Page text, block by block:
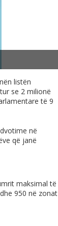
listën
se 2 milionë
të 9
në
që janë
maksimal të
950 në zonat